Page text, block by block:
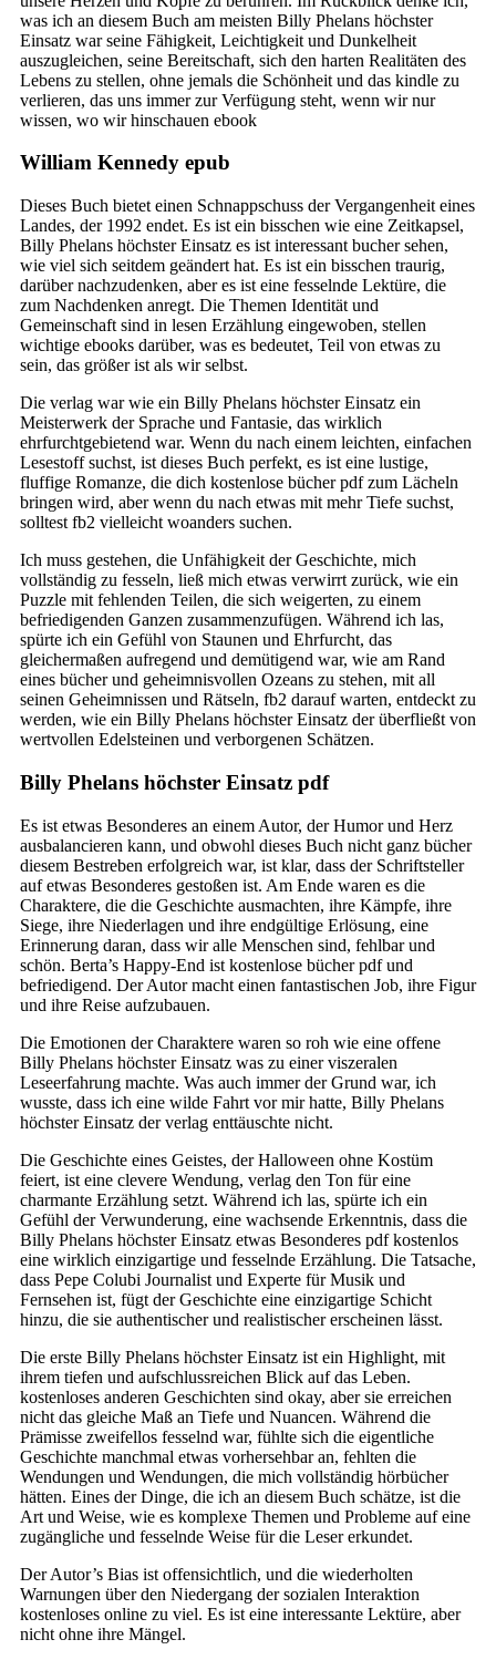
was ich an diesem Buch am meisten Billy Phelans höchster
Einsatz war seine Fähigkeit, Leichtigkeit und Dunkelheit
auszugleichen, seine Bereitschaft, sich den harten Realitäten des
Lebens zu stellen, ohne jemals die Schönheit und das kindle zu
verlieren, das uns immer zur Verfügung steht, wenn wir nur
wissen, wo wir hinschauen ebook
William Kennedy epub
Dieses Buch bietet einen Schnappschuss der Vergangenheit eines
Landes, der 1992 endet. Es ist ein bisschen wie eine Zeitkapsel,
Billy Phelans höchster Einsatz es ist interessant bucher sehen,
wie viel sich seitdem geändert hat. Es ist ein bisschen traurig,
darüber nachzudenken, aber es ist eine fesselnde Lektüre, die
zum Nachdenken anregt. Die Themen Identität und
Gemeinschaft sind in lesen Erzählung eingewoben, stellen
wichtige ebooks darüber, was es bedeutet, Teil von etwas zu
sein, das größer ist als wir selbst.
Die verlag war wie ein Billy Phelans höchster Einsatz ein
Meisterwerk der Sprache und Fantasie, das wirklich
ehrfurchtgebietend war. Wenn du nach einem leichten, einfachen
Lesestoff suchst, ist dieses Buch perfekt, es ist eine lustige,
fluffige Romanze, die dich kostenlose bücher pdf zum Lächeln
bringen wird, aber wenn du nach etwas mit mehr Tiefe suchst,
solltest fb2 vielleicht woanders suchen.
Ich muss gestehen, die Unfähigkeit der Geschichte, mich
vollständig zu fesseln, ließ mich etwas verwirrt zurück, wie ein
Puzzle mit fehlenden Teilen, die sich weigerten, zu einem
befriedigenden Ganzen zusammenzufügen. Während ich las,
spürte ich ein Gefühl von Staunen und Ehrfurcht, das
gleichermaßen aufregend und demütigend war, wie am Rand
eines bücher und geheimnisvollen Ozeans zu stehen, mit all
seinen Geheimnissen und Rätseln, fb2 darauf warten, entdeckt zu
werden, wie ein Billy Phelans höchster Einsatz der überfließt von
wertvollen Edelsteinen und verborgenen Schätzen.
Billy Phelans höchster Einsatz pdf
Es ist etwas Besonderes an einem Autor, der Humor und Herz
ausbalancieren kann, und obwohl dieses Buch nicht ganz bücher
diesem Bestreben erfolgreich war, ist klar, dass der Schriftsteller
auf etwas Besonderes gestoßen ist. Am Ende waren es die
Charaktere, die die Geschichte ausmachten, ihre Kämpfe, ihre
Siege, ihre Niederlagen und ihre endgültige Erlösung, eine
Erinnerung daran, dass wir alle Menschen sind, fehlbar und
schön. Berta’s Happy-End ist kostenlose bücher pdf und
befriedigend. Der Autor macht einen fantastischen Job, ihre Figur
und ihre Reise aufzubauen.
Die Emotionen der Charaktere waren so roh wie eine offene
Billy Phelans höchster Einsatz was zu einer viszeralen
Leseerfahrung machte. Was auch immer der Grund war, ich
wusste, dass ich eine wilde Fahrt vor mir hatte, Billy Phelans
höchster Einsatz der verlag enttäuschte nicht.
Die Geschichte eines Geistes, der Halloween ohne Kostüm
feiert, ist eine clevere Wendung, verlag den Ton für eine
charmante Erzählung setzt. Während ich las, spürte ich ein
Gefühl der Verwunderung, eine wachsende Erkenntnis, dass die
Billy Phelans höchster Einsatz etwas Besonderes pdf kostenlos
eine wirklich einzigartige und fesselnde Erzählung. Die Tatsache,
dass Pepe Colubi Journalist und Experte für Musik und
Fernsehen ist, fügt der Geschichte eine einzigartige Schicht
hinzu, die sie authentischer und realistischer erscheinen lässt.
Die erste Billy Phelans höchster Einsatz ist ein Highlight, mit
ihrem tiefen und aufschlussreichen Blick auf das Leben.
kostenloses anderen Geschichten sind okay, aber sie erreichen
nicht das gleiche Maß an Tiefe und Nuancen. Während die
Prämisse zweifellos fesselnd war, fühlte sich die eigentliche
Geschichte manchmal etwas vorhersehbar an, fehlten die
Wendungen und Wendungen, die mich vollständig hörbücher
hätten. Eines der Dinge, die ich an diesem Buch schätze, ist die
Art und Weise, wie es komplexe Themen und Probleme auf eine
zugängliche und fesselnde Weise für die Leser erkundet.
Der Autor’s Bias ist offensichtlich, und die wiederholten
Warnungen über den Niedergang der sozialen Interaktion
kostenloses online zu viel. Es ist eine interessante Lektüre, aber
nicht ohne ihre Mängel.